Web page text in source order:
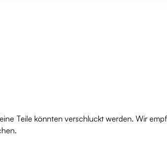
Teile könnten verschluckt werden. Wir